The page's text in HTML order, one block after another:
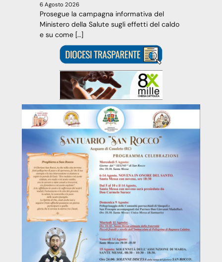
6 Agosto 2026
Prosegue la campagna informativa del
Ministero della Salute sugli effetti del caldo
e su come […]